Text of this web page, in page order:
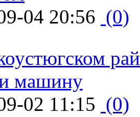
04 20:56 (0)
машину
02 11:15 (0)